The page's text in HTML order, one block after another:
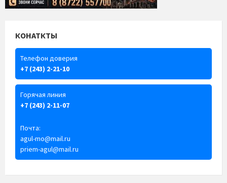
КОНАТКТЫ
Телефон доверия
+7 (243) 2-21-10
Горячая линия
+7 (243) 2-11-07
Почта:
agul-mo@mail.ru
priem-agul@mail.ru